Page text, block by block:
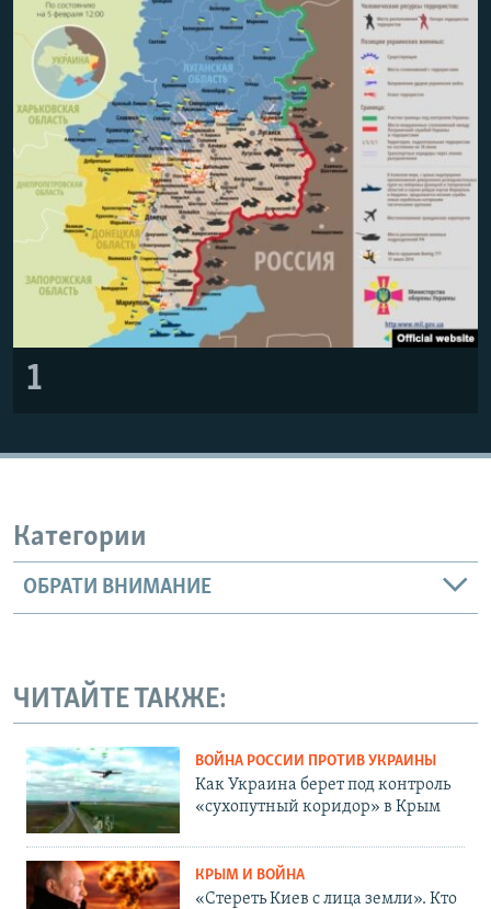
ПОБЕДИТЕЛЕЙ НЕ СУДЯТ?
КРЫМ.НЕПОКОРЕННЫЙ
ELIFBE
УКРАИНСКАЯ ПРОБЛЕМА КРЫМА
ПРИСОЕДИНЯЙТЕСЬ!
Все сайты RFE/RL
1
Категории
ОБРАТИ ВНИМАНИЕ
ЧИТАЙТЕ ТАКЖЕ:
ВОЙНА РОССИИ ПРОТИВ УКРАИНЫ
Как Украина берет под контроль
«сухопутный коридор» в Крым
КРЫМ И ВОЙНА
«Стереть Киев с лица земли». Кто